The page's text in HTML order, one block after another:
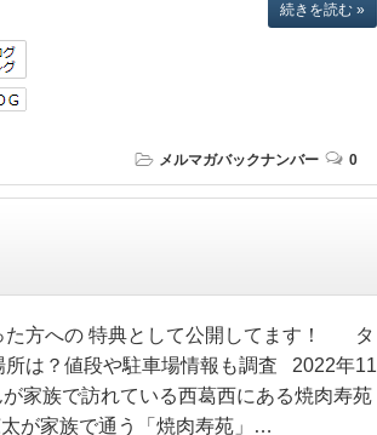
続きを読む »
メルマガバックナンバー 0
た方への 特典として公開してます！ タ
は？値段や駐車場情報も調査 2022年11
家族で訪れている西葛西にある焼肉寿苑
が家族で通う「焼肉寿苑」…